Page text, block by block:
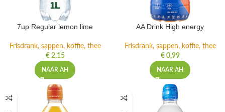
7up Regular lemon lime
Frisdrank, sappen, koffie, thee
€2,15
NAAR AH
AA Drink High energy
Frisdrank, sappen, koffie, thee
€0,99
NAAR AH